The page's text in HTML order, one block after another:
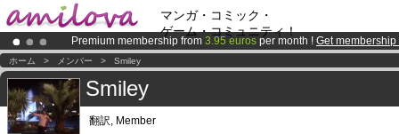
マンガ・コミック・
ゲーム・コミュニティ！
Premium membership from 3.95 euros per month ! Get membership
Already 100000membersand 1000comics & mangas!.
AmilovaKickstarter is now LIVE!.
ホーム > メンバー > Smiley
Smiley
翻訳, Member